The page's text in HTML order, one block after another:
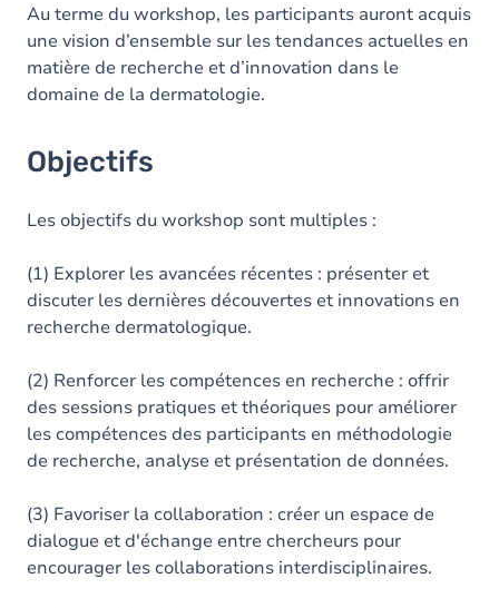
Contenu
Exercices
Au terme du workshop, les participants auront acquis
une vision d’ensemble sur les tendances actuelles en
matière de recherche et d’innovation dans le
domaine de la dermatologie.
Objectifs
Les objectifs du workshop sont multiples :
(1) Explorer les avancées récentes : présenter et
discuter les dernières découvertes et innovations en
recherche dermatologique.
(2) Renforcer les compétences en recherche : offrir
des sessions pratiques et théoriques pour améliorer
les compétences des participants en méthodologie
de recherche, analyse et présentation de données.
(3) Favoriser la collaboration : créer un espace de
dialogue et d'échange entre chercheurs pour
encourager les collaborations interdisciplinaires.